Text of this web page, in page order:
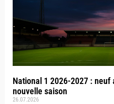
National 1 2026-2027 :
nouvelle saison
26.07.2026